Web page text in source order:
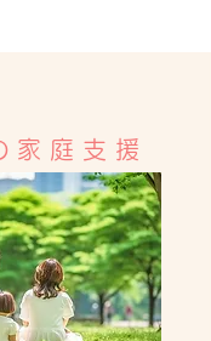
家庭支援